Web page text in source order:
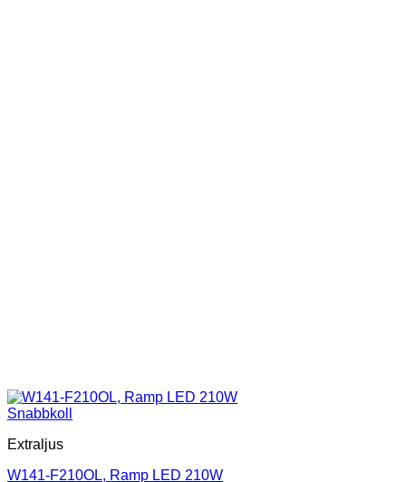
Snabbkoll
Extraljus
W141-F210OL, Ramp LED 210W